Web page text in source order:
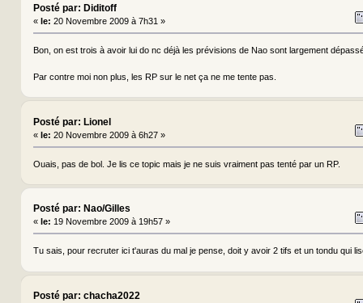
Posté par: Diditoff
« le: 20 Novembre 2009 à 7h31 »
Bon, on est trois à avoir lui do nc déjà les prévisions de Nao sont largement
Par contre moi non plus, les RP sur le net ça ne me tente pas.
Posté par: Lionel
« le: 20 Novembre 2009 à 6h27 »
Ouais, pas de bol. Je lis ce topic mais je ne suis vraiment pas tenté par un RP.
Posté par: Nao/Gilles
« le: 19 Novembre 2009 à 19h57 »
Tu sais, pour recruter ici t'auras du mal je pense, doit y avoir 2 tifs et un tondu qui
Posté par: chacha2022